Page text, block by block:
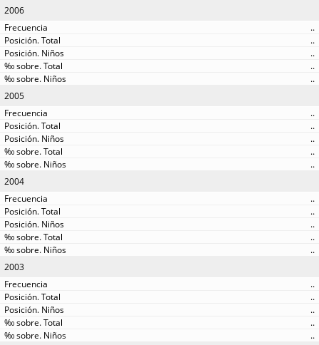
2006
..
..
..
..
..
2005
..
..
..
..
..
2004
..
..
..
..
..
2003
..
..
..
..
..